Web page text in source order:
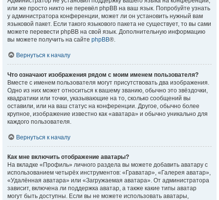
или же просто никто не перевёл phpBB на ваш язык. Попробуйте узнать
у администратора конференции, может ли он установить нужный вам
языковой пакет. Если такого языкового пакета не существует, то вы сами
можете перевести phpBB на свой язык. Дополнительную информацию
вы можете получить на сайте phpBB®.
Вернуться к началу
Что означают изображения рядом с моим именем пользователя?
Вместе с именем пользователя могут присутствовать два изображения.
Одно из них может относиться к вашему званию, обычно это звёздочки,
квадратики или точки, указывающие на то, сколько сообщений вы
оставили, или на ваш статус на конференции. Другое, обычно более
крупное, изображение известно как «аватара» и обычно уникально для
каждого пользователя.
Вернуться к началу
Как мне включить отображение аватары?
На вкладке «Профиль» личного раздела вы можете добавить аватару с
использованием четырёх инструментов: «Граватар», «Галерея аватар»,
«Удалённая аватара» или «Загружаемая аватара». От администратора
зависит, включена ли поддержка аватар, а также какие типы аватар
могут быть доступны. Если вы не можете использовать аватары,